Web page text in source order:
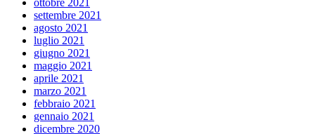
ottobre 2021
settembre 2021
agosto 2021
luglio 2021
giugno 2021
maggio 2021
aprile 2021
marzo 2021
febbraio 2021
gennaio 2021
dicembre 2020